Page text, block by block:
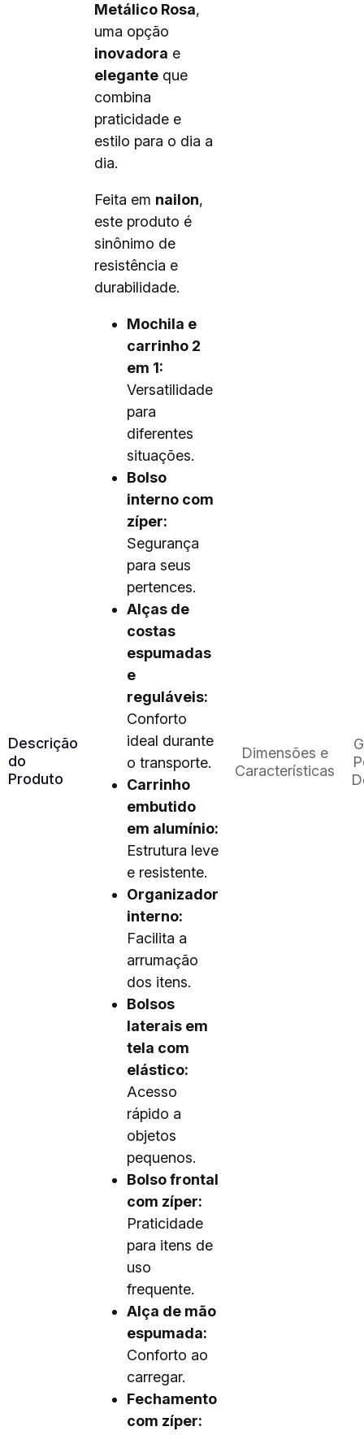
Descrição
do
Produto
Metálico Rosa,
uma opção
inovadora e
elegante que
combina
praticidade e
estilo para o dia a
dia.
Feita em nailon,
este produto é
sinônimo de
resistência e
durabilidade.
Mochila e
carrinho 2
em 1:
Versatilidade
para
diferentes
situações.
Bolso
interno com
zíper:
Segurança
para seus
pertences.
Alças de
costas
espumadas
e
reguláveis:
Conforto
ideal durante
o transporte.
Carrinho
embutido
em alumínio:
Estrutura leve
e resistente.
Organizador
interno:
Facilita a
arrumação
dos itens.
Bolsos
laterais em
tela com
elástico:
Acesso
rápido a
objetos
pequenos.
Bolso frontal
com zíper:
Praticidade
para itens de
uso
frequente.
Alça de mão
espumada:
Conforto ao
carregar.
Fechamento
com zíper:
Dimensões e
Características